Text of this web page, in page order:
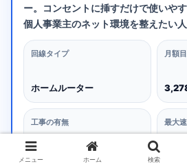
ー。コンセントに挿すだけで使いや
個人事業主のネット環境を整えたい人
回線タイプ
ホームルーター
月額
工事の有無 最大
下
メニュー ホーム 検索